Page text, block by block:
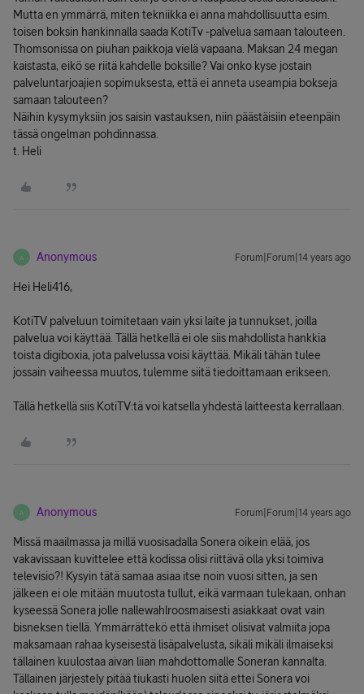
Mutta en ymmärrä, miten tekniikka ei anna mahdollisuutta esim.
toisen boksin hankinnalla saada KotiTv -palvelua samaan talouteen.
Thomsonissa on piuhan paikkoja vielä vapaana. Maksan 24 megan
kaistasta, eikö se riitä kahdelle boksille? Vai onko kyse jostain
palveluntarjoajien sopimuksesta, että ei anneta useampia bokseja
samaan talouteen?
Näihin kysymyksiin jos saisin vastauksen, niin päästäisiin eteenpäin
tässä ongelman pohdinnassa.
t. Heli
A Anonymous Forum|Forum|14 years ago
Hei Heli416,
KotiTV palveluun toimitetaan vain yksi laite ja tunnukset, joilla
palvelua voi käyttää. Tällä hetkellä ei ole siis mahdollista hankkia
toista digiboxia, jota palvelussa voisi käyttää. Mikäli tähän tulee
jossain vaiheessa muutos, tulemme siitä tiedoittamaan erikseen.
Tällä hetkellä siis KotiTV:tä voi katsella yhdestä laitteesta kerrallaan.
A Anonymous Forum|Forum|14 years ago
Missä maailmassa ja millä vuosisadalla Sonera oikein elää, jos
vakavissaan kuvittelee että kodissa olisi riittävä olla yksi toimiva
televisio?! Kysyin tätä samaa asiaa itse noin vuosi sitten, ja sen
jälkeen ei ole mitään muutosta tullut, eikä varmaan tulekaan, onhan
kyseessä Sonera jolle nallewahlroosmaisesti asiakkaat ovat vain
bisneksen tiellä. Ymmärrättekö että ihmiset olisivat valmiita jopa
maksamaan rahaa kyseisestä lisäpalvelusta, sikäli mikäli ilmaiseksi
tällainen kuulostaa aivan liian mahdottomalle Soneran kannalta.
Tällainen järjestely pitää tiukasti huolen siitä ettei Sonera voi